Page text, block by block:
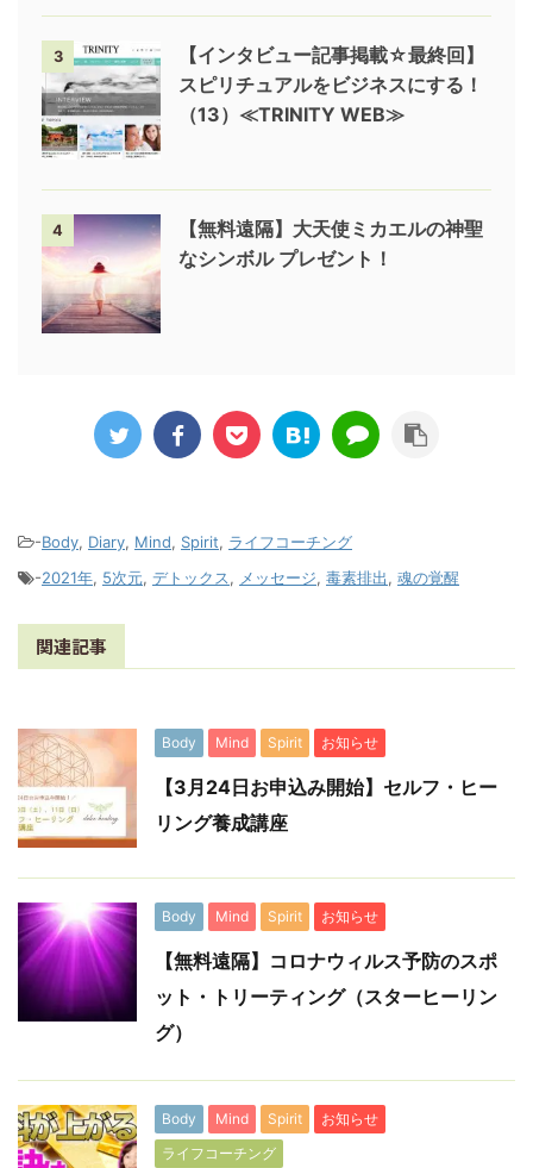
3
【インタビュー記事掲載☆最終回】
スピリチュアルをビジネスにする！
（13）≪TRINITY WEB≫
4
【無料遠隔】大天使ミカエルの神聖
なシンボル プレゼント！
-Body, Diary, Mind, Spirit, ライフコーチング
-2021年, 5次元, デトックス, メッセージ, 毒素排出, 魂の覚醒
関連記事
Body Mind Spirit お知らせ
【3月24日お申込み開始】セルフ・ヒー
リング養成講座
Body Mind Spirit お知らせ
【無料遠隔】コロナウィルス予防のスポ
ット・トリーティング（スターヒーリン
グ）
Body Mind Spirit
お知らせ
ライフコーチング